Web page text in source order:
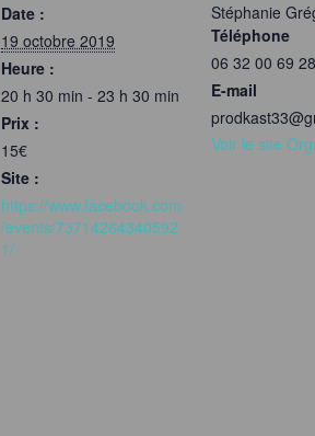
Date :
19 octobre 2019
Heure :
20 h 30 min - 23 h 30 min
Prix :
15€
Site :
https://www.facebook.com
/events/73714264340592
1/
Stéphanie
Téléphone
06 32 00 69 28
E-mail
Voir le site